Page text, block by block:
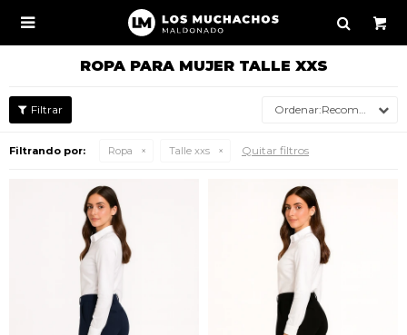

ROPA PARA MUJER TALLE XXS
Recomendados
Filtrando por: Ropa Talle xxs Quitar filtros